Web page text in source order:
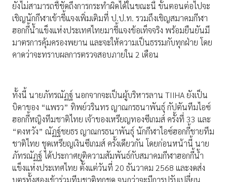
ยังไม่สามารถชี้ชัดถึงการกระทำผิดได้ในขณะนี้ ขั้นตอนต่อไปจะ
เชิญนักกีฬาเข้าชี้แจงเพิ่มเติมที่ ป.ป.ท. รวมถึงเชิญสมาคมกีฬา
ฮอกกี้น้ำแข็งแห่งประเทศไทยมาชี้แจงข้อเท็จจริง พร้อมยืนยันมี
มาตรการคุ้มครองพยาน และจะให้ความเป็นธรรมกับทุกฝ่าย โดย
คาดว่าจะทราบผลการตรวจสอบภายใน 2 เดือน
ทั้งนี้ นายภัทรณัฏฐ์ นอกจากจะเป็นผู้บริหารลาน TIIHA ยังเป็น
บิดาของ “แพรว” ทิพย์วรินทร ญาณกรธนาพันธุ์ กัปตันทีมไอซ์
ฮอกกี้หญิงทีมชาติไทย เจ้าของเหรียญทองซีเกมส์ ครั้งที่ 33 และ
“ตงหวัง” ณัฏฐ์ชยธร ญาณกรธนาพันธุ์ นักกีฬาไอซ์ฮอกกี้ชายทีม
ชาติไทย ชุดเหรียญเงินซีเกมส์ ครั้งเดียวกัน โดยก่อนหน้านี้ นาย
ภัทรณัฏฐ์ ได้ประกาศยุติความสัมพันธ์กับสมาคมกีฬาฮอกกี้น้ำ
แข็งแห่งประเทศไทย ตั้งแต่วันที่ 20 ธันวาคม 2568 และงดส่ง
บุตรทั้งสองเข้าร่วมทีมชาติทุกชุด จนกว่าจะมีการปรับเปลี่ยน